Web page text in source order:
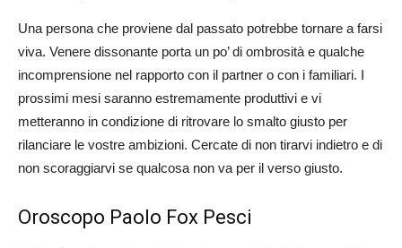
Una persona che proviene dal passato potrebbe tornare a farsi
viva. Venere dissonante porta un po’ di ombrosità e qualche
incomprensione nel rapporto con il partner o con i familiari. I
prossimi mesi saranno estremamente produttivi e vi
metteranno in condizione di ritrovare lo smalto giusto per
rilanciare le vostre ambizioni. Cercate di non tirarvi indietro e di
non scoraggiarvi se qualcosa non va per il verso giusto.
Oroscopo Paolo Fox Pesci